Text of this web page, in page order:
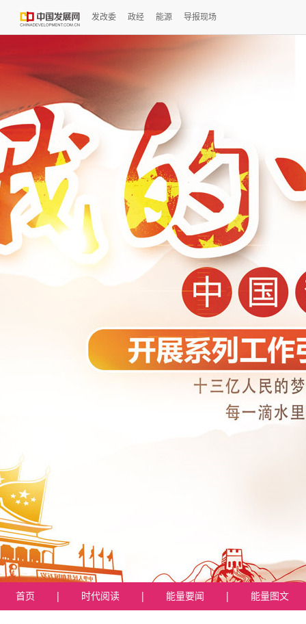
发改委 政经 能源 导报现场
首页 | 时代阅读 | 能量要闻 | 能量图文